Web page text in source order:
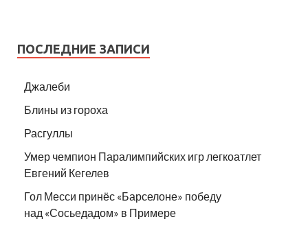
ПОСЛЕДНИЕ ЗАПИСИ
Джалеби
Блины из гороха
Расгуллы
Умер чемпион Паралимпийских игр легкоатлет
Евгений Кегелев
Гол Месси принёс «Барселоне» победу
над «Сосьедадом» в Примере